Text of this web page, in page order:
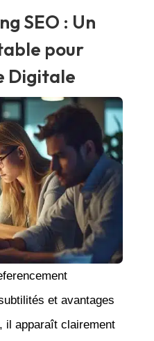
SEO : Un
pour
Digitale
et avantages
il apparaît clairement